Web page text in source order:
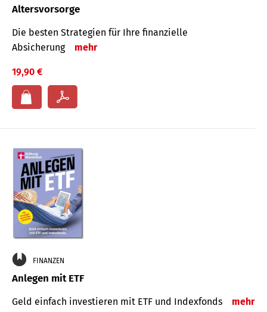
Altersvorsorge
Die besten Strategien für Ihre finanzielle
Absicherung
mehr
19,90 €
FINANZEN
Anlegen mit ETF
Geld einfach investieren mit ETF und Indexfonds mehr